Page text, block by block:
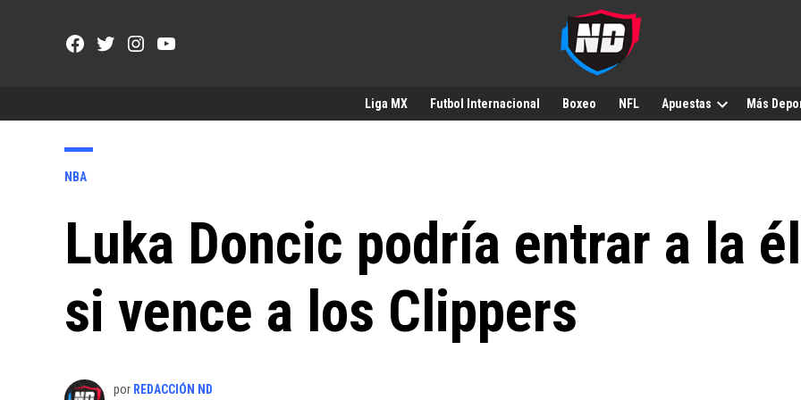
Facebook
TwitterInstagram
YouTube
Liga MX Futbol Internacional Boxeo NFL Apuestas Más
PUBLICADO
NBA
Luka Doncic podría entrar a la
si vence a los Clippers
por REDACCIÓN ND